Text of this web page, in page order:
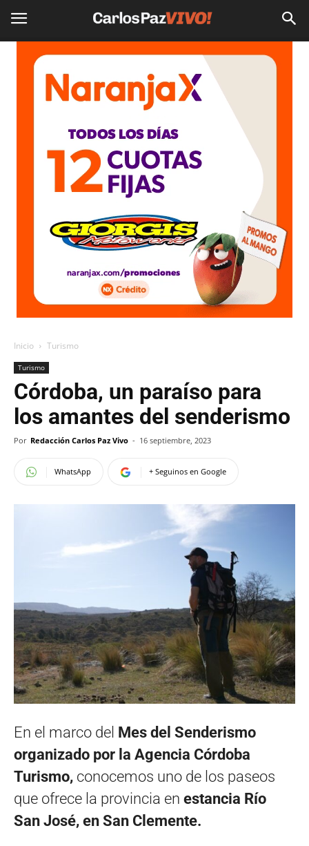
Inicio Turismo
Turismo
Córdoba, un paraíso para
los amantes del senderismo
Por Redacción Carlos Paz Vivo - 16 septiembre, 2023
WhatsApp + Seguinos en Google
En el marco del Mes del Senderismo
organizado por la Agencia Córdoba
Turismo, conocemos uno de los paseos
que ofrece la provincia en estancia Río
San José, en San Clemente.